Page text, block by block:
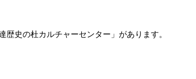
史の杜カルチャーセンター」があります。